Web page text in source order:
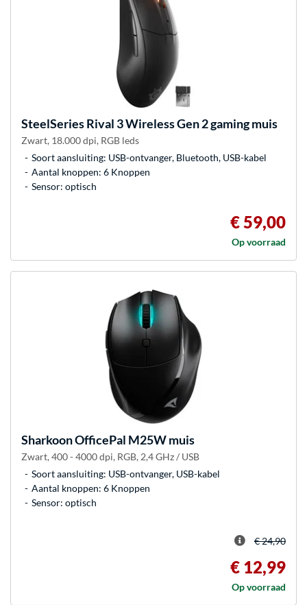
SteelSeriesRival 3 Wireless Gen 2 gaming muis
Zwart, 18.000 dpi, RGB leds
Soort aansluiting: USB-ontvanger, Bluetooth, USB-kabel
Aantal knoppen: 6 Knoppen
Sensor: optisch
€ 59,00
Op voorraad
SharkoonOfficePal M25W muis
Zwart, 400 - 4000 dpi, RGB, 2,4 GHz / USB
Soort aansluiting: USB-ontvanger, USB-kabel
Aantal knoppen: 6 Knoppen
Sensor: optisch
€ 24,90
€ 12,99
Op voorraad